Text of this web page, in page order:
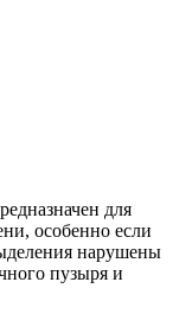
для
особенно если
нарушены
пузыря и